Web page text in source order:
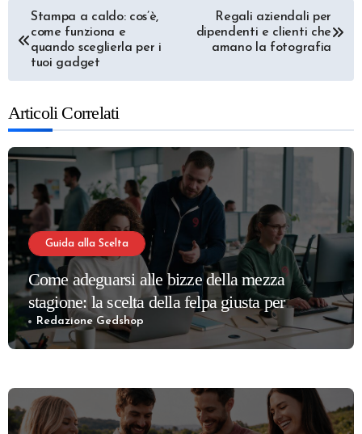
Navigazione
articoli
Stampa a caldo: cos’è,
come funziona e
quando sceglierla per i
tuoi gadget
Regali aziendali per
dipendenti e clienti che
amano la fotografia
Articoli Correlati
Guida alla Scelta
Come adeguarsi alle bizze della mezza
stagione: la scelta della felpa giusta per
partner e dipendenti
Redazione Gedshop